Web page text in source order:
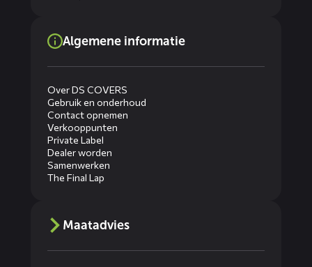
Algemene informatie
Over DS COVERS
Gebruik en onderhoud
Contact opnemen
Verkooppunten
Private Label
Dealer worden
Samenwerken
The Final Lap
Maatadvies